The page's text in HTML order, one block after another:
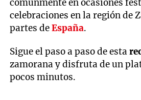
comúnmente en ocasiones
celebraciones en la región de
partes deEspaña.
Sigue el paso a paso de esta
zamorana y disfruta de un
pocos minutos.